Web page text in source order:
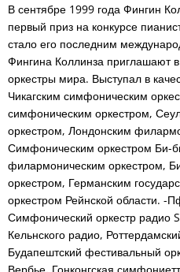
В сентябре 1999 года Фингин
первый приз на конкурсе
стало его последним
Фингина Коллинза приглашают
оркестры мира. Выступал в
Чикагским симфоническим
симфоническим оркестром,
оркестром, Лондонским
Симфоническим оркестром Би-
филармоническим оркестром,
оркестром, Германским
оркестром Рейнской области. -
Симфонический оркестр радио
Кельнского радио,
Будапештский фестивальный
Вербье, Гонконгская